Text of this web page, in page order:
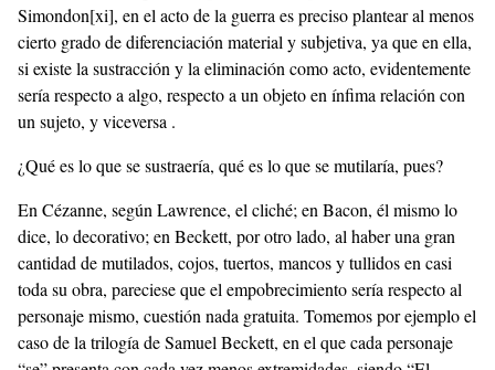
Simondon[xi], en el acto de la guerra es preciso plantear al menos
cierto grado de diferenciación material y subjetiva, ya que en ella,
si existe la sustracción y la eliminación como acto, evidentemente
sería respecto a algo, respecto a un objeto en ínfima relación con
un sujeto, y viceversa .
¿Qué es lo que se sustraería, qué es lo que se mutilaría, pues?
En Cézanne, según Lawrence, el cliché; en Bacon, él mismo lo
dice, lo decorativo; en Beckett, por otro lado, al haber una gran
cantidad de mutilados, cojos, tuertos, mancos y tullidos en casi
toda su obra, pareciese que el empobrecimiento sería respecto al
personaje mismo, cuestión nada gratuita. Tomemos por ejemplo el
caso de la trilogía de Samuel Beckett, en el que cada personaje